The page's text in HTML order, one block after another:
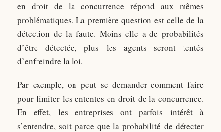
en droit de la concurrence répond aux mêmes
problématiques. La première question est celle de la
détection de la faute. Moins elle a de probabilités
d’être détectée, plus les agents seront tentés
d’enfreindre la loi.
Par exemple, on peut se demander comment faire
pour limiter les ententes en droit de la concurrence.
En effet, les entreprises ont parfois intérêt à
s’entendre, soit parce que la probabilité de détecter